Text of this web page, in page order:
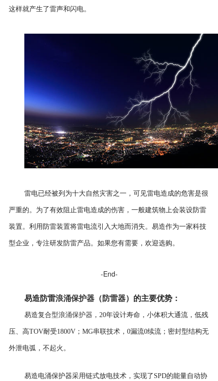
这样就产生了雷声和闪电。
雷电已经被列为十大自然灾害之一，可见雷电造成的危害是很
严重的。为了有效阻止雷电造成的伤害，一般建筑物上会装设防雷
装置。利用防雷装置将雷电流引入大地而消失。易造作为一家科技
型企业，专注研发防雷产品。如果您有需要，欢迎选购。
-End-
易造防雷浪涌保护器（防雷器） 的主要优势：
易造复合型浪涌保护器 ， 20年设计寿命， 小体积大通流，低残
压、高TOV耐受1800V；MG串联技术，0漏流0续流；密封型结构无
外泄电弧，不起火。
易造电涌保护器采用链式放电技术，实现了SPD的能量自动协